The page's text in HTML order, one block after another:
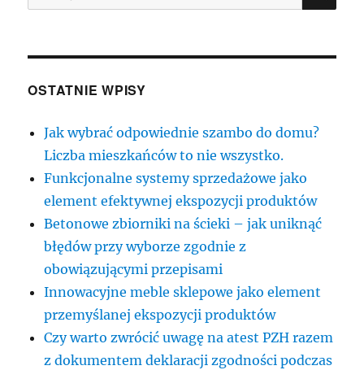
OSTATNIE WPISY
Jak wybrać odpowiednie szambo do domu?
Liczba mieszkańców to nie wszystko.
Funkcjonalne systemy sprzedażowe jako
element efektywnej ekspozycji produktów
Betonowe zbiorniki na ścieki – jak uniknąć
błędów przy wyborze zgodnie z
obowiązującymi przepisami
Innowacyjne meble sklepowe jako element
przemyślanej ekspozycji produktów
Czy warto zwrócić uwagę na atest PZH razem
z dokumentem deklaracji zgodności podczas